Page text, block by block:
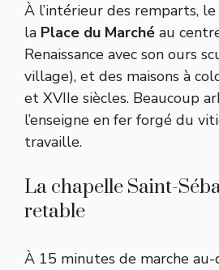
À l’intérieur des remparts,
la Place du Marché au
Renaissance avec son ours
village), et des maisons à
et XVIIe siècles. Beaucoup
l’enseigne en fer forgé du
travaille.
La chapelle Saint-
retable
À 15 minutes de marche